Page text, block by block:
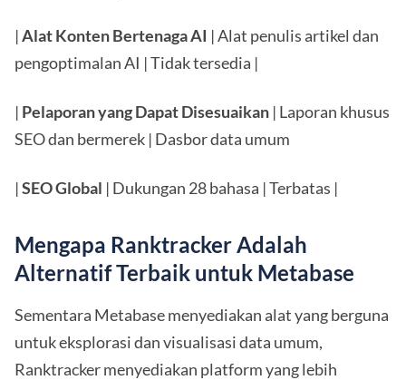
|Alat Konten Bertenaga AI | Alat penulis artikel dan
pengoptimalan AI | Tidak tersedia |
| Pelaporan yang Dapat Disesuaikan | Laporan khusus
SEO dan bermerek | Dasbor data umum
|SEO Global | Dukungan 28 bahasa | Terbatas |
Mengapa Ranktracker Adalah
Alternatif Terbaik untuk Metabase
Sementara Metabase menyediakan alat yang berguna
untuk eksplorasi dan visualisasi data umum,
Ranktracker menyediakan platform yang lebih